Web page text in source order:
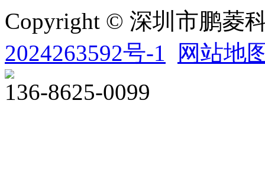
Copyright © 深圳市鹏菱
2024263592号-1
网站地
136-8625-0099